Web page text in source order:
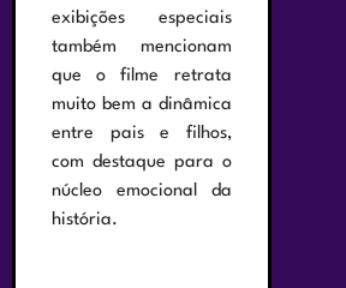
exibições especiais
também mencionam
que o filme retrata
muito bem a dinâmica
entre pais e filhos,
com destaque para o
núcleo emocional da
história.